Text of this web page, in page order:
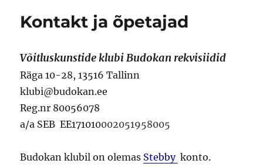
Kontakt ja õpetajad
Võitluskunstide klubi Budokan rekvisiidid
Räga 10-28, 13516 Tallinn
klubi@budokan.ee
Reg.nr 80056078
a/a SEB EE171010002051958005
Budokan klubil on olemas Stebby konto.